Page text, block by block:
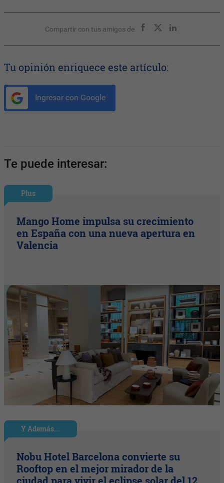
Compartir con tus amigos de
Tu opinión enriquece este artículo:
Ingresar con Google
Te puede interesar:
Plus
Mango Home impulsa su crecimiento
en España con una nueva apertura en
Valencia
Y Además...
Nobu Hotel Barcelona convierte su
Rooftop en el mejor mirador de la